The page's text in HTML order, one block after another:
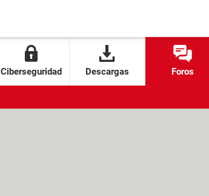
Ciberseguridad Descargas Foros